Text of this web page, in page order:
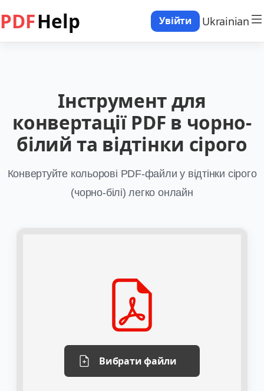
PDFHelp Увійти Ukrainian
Інструмент для
конвертації PDF в чорно-
білий та відтінки сірого
Конвертуйте кольорові PDF-файли у відтінки сірого
(чорно-білі) легко онлайн
Вибрати файли